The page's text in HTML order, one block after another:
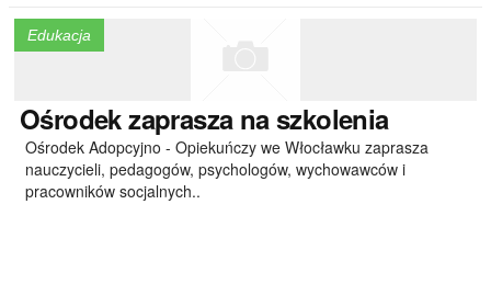
Edukacja
Ośrodekzaprasza na szkolenia
Ośrodek Adopcyjno - Opiekuńczy we Włocławku zaprasza
nauczycieli, pedagogów, psychologów, wychowawców i
pracowników socjalnych..